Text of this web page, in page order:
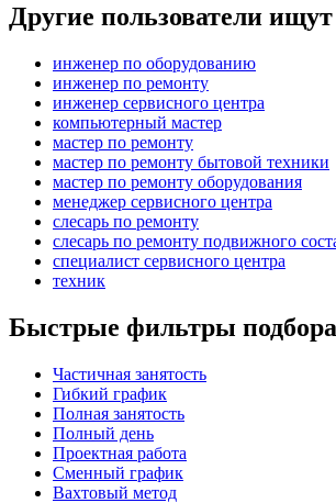
Другие пользователи ищут
инженер по оборудованию
инженер по ремонту
инженер сервисного центра
компьютерный мастер
мастер по ремонту
мастер по ремонту бытовой техники
мастер по ремонту оборудования
менеджер сервисного центра
слесарь по ремонту
слесарь по ремонту подвижного
специалист сервисного центра
техник
Быстрые фильтры
Частичная занятость
Гибкий график
Полная занятость
Полный день
Проектная работа
Сменный график
Вахтовый метод